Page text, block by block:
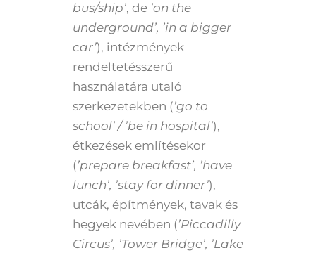
bus/ship’, de ’on the
underground’, ’in a bigger
car’), intézmények
rendeltetésszerű
használatára utaló
szerkezetekben (’go to
school’ / ’be in hospital’),
étkezések említésekor
(’prepare breakfast’, ’have
lunch’, ’stay for dinner’),
utcák, építmények, tavak és
hegyek nevében (’Piccadilly
Circus’, ’Tower Bridge’, ’Lake